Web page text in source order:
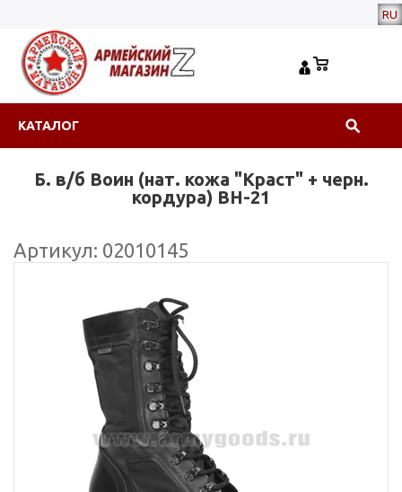
RU
КАТАЛОГ
Б. в/б Воин (нат. кожа "Краст" + черн.
кордура) ВН-21
Артикул: 02010145